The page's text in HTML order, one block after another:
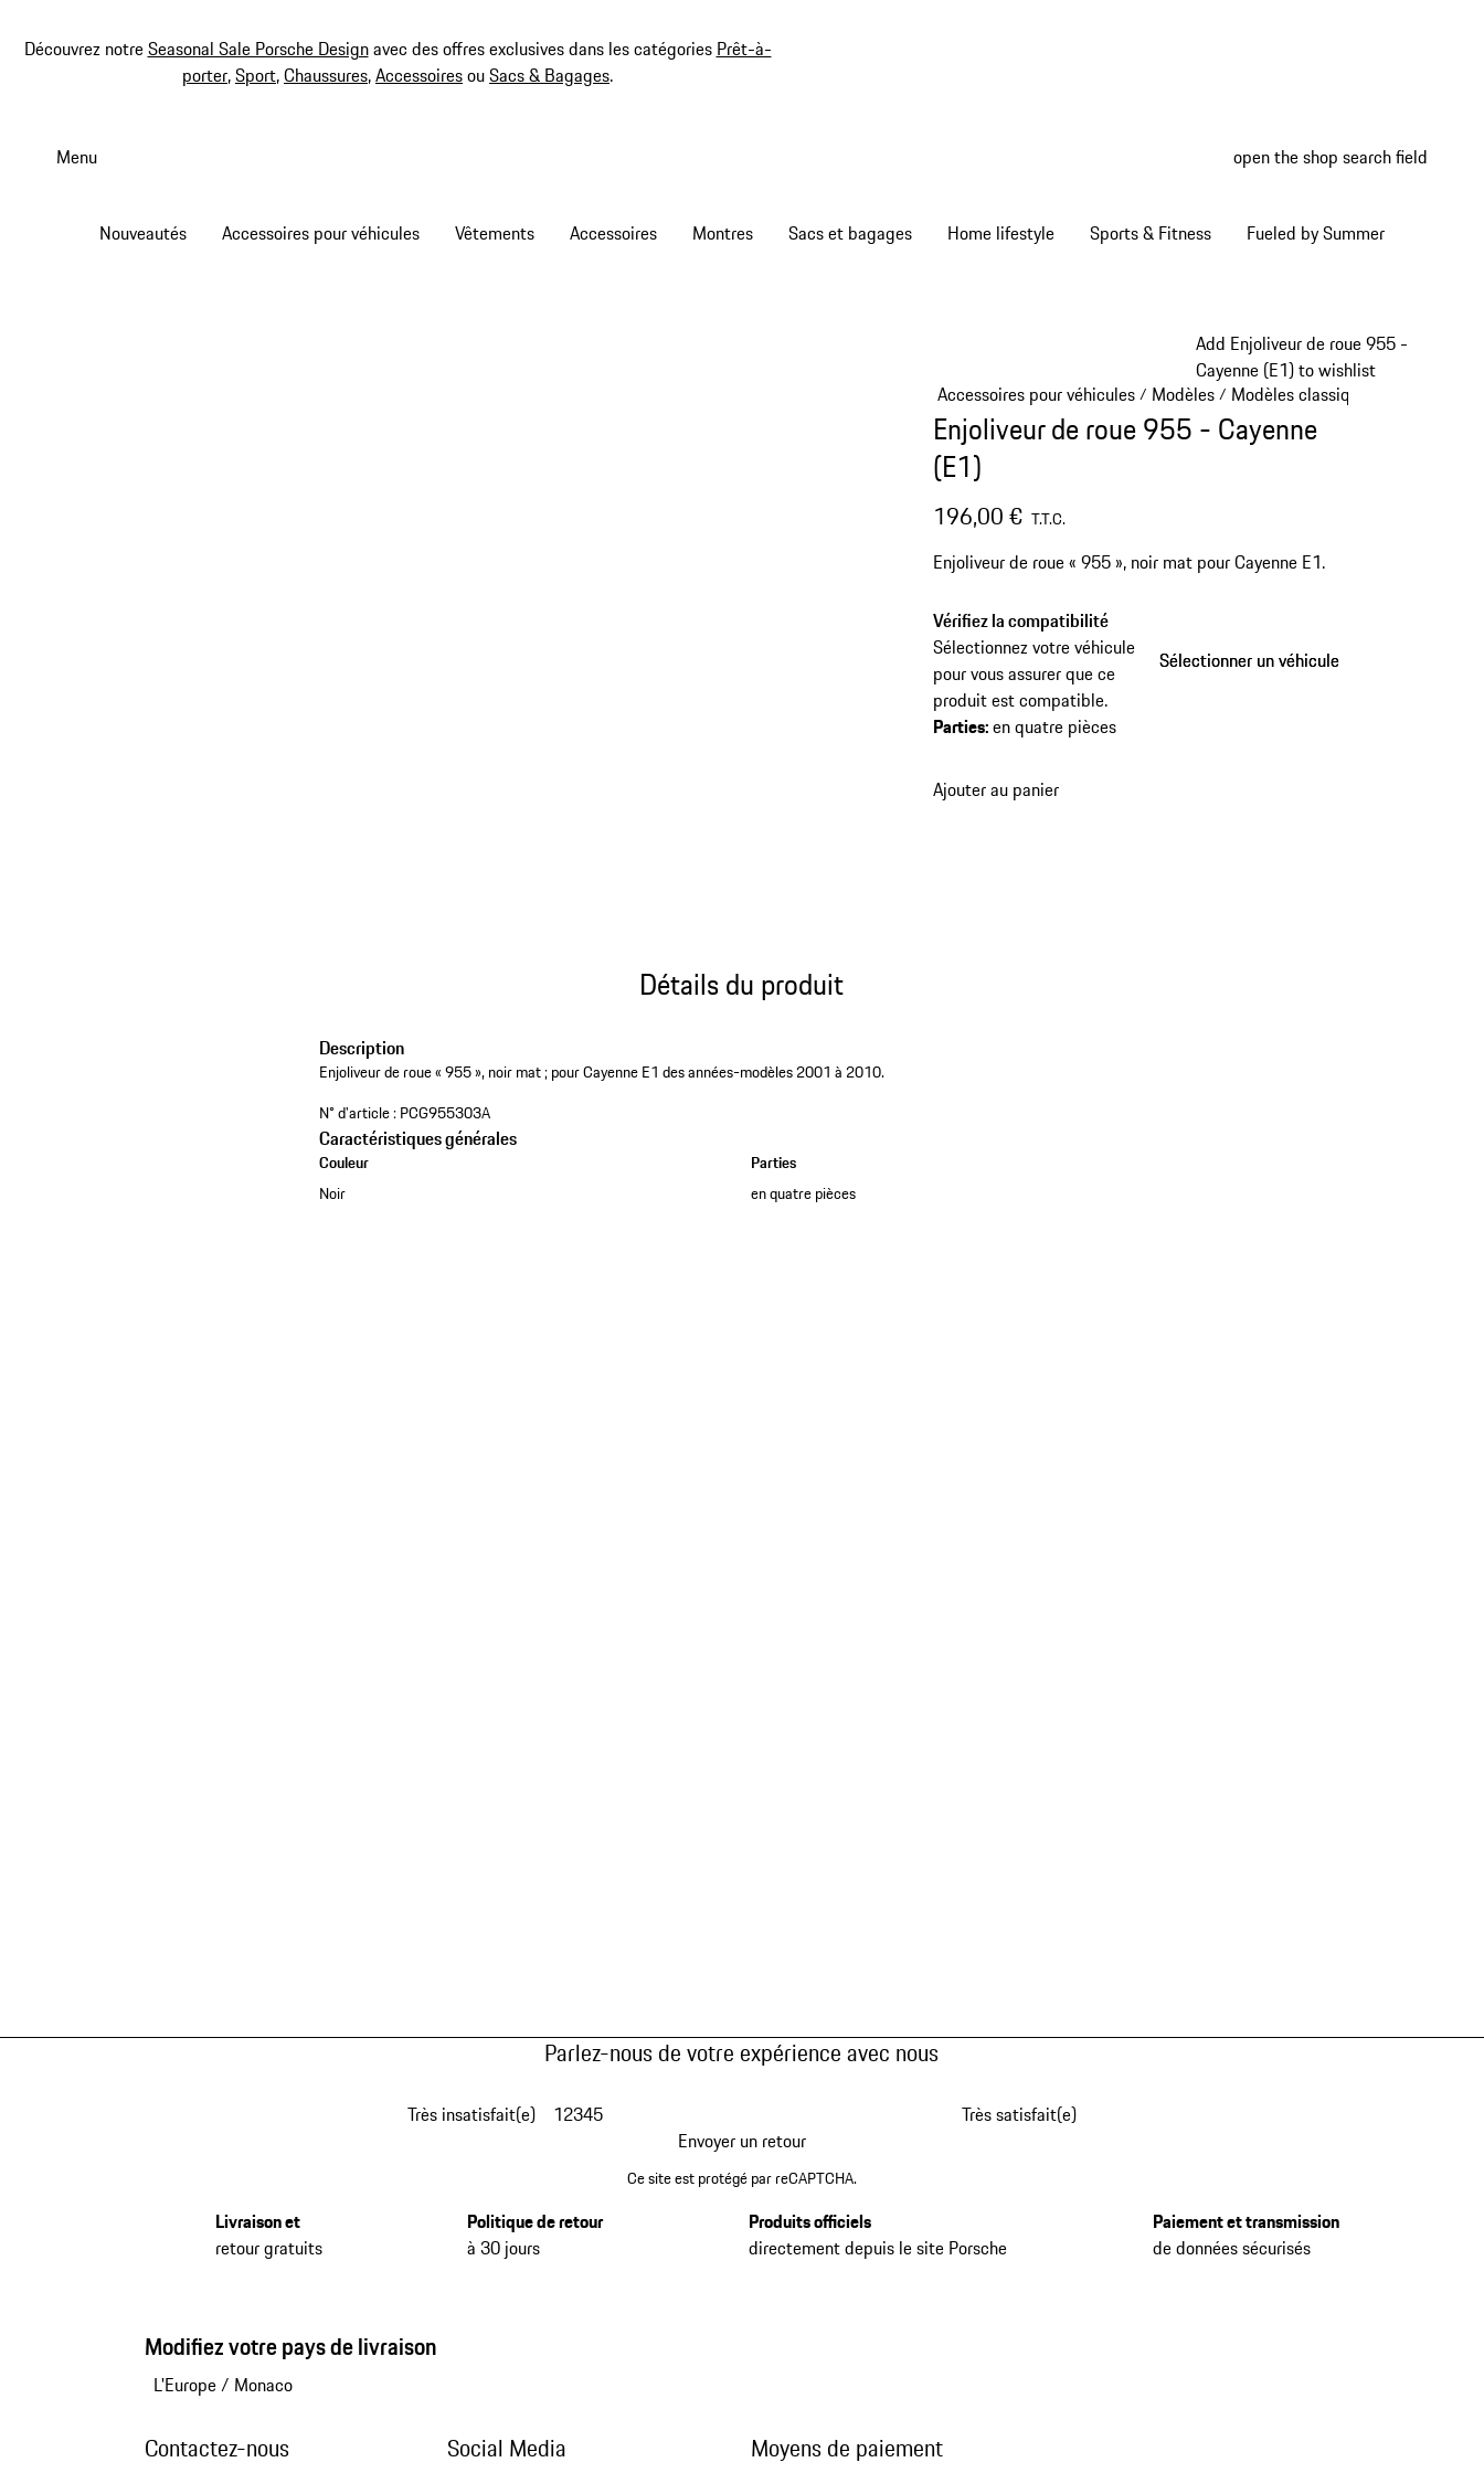
Découvrez notreSeasonal Sale Porsche Designavec des offres exclusives dans les catégories Prêt-à-
porter,Sport,Chaussures,AccessoiresouSacs & Bagages.
Menu open the shop search field
Nouveautés Accessoires pour véhicules Vêtements Accessoires Montres Sacs et bagages Home lifestyle Sports & Fitness Fueled by Summer
Add Enjoliveur de roue 955 -
Cayenne (E1) to wishlist
Accessoires pour véhicules/ Modèles/ Modèles classiques
Enjoliveur de roue 955 - Cayenne
(E1)
196,00 € T.T.C.
Enjoliveur de roue « 955 », noir mat pour Cayenne E1.
Vérifiez la compatibilité
Sélectionnez votre véhicule
pour vous assurer que ce
produit est compatible.
Sélectionner un véhicule
Sélectionner un véhicule
Parties:en quatre pièces
Ajouter au panier
Détails du produit
Description
Enjoliveur de roue « 955 », noir mat ; pour Cayenne E1 des années-modèles 2001 à 2010.
N° d'article :PCG955303A
Caractéristiques générales
Couleur
Noir
Parties
en quatre pièces
Parlez-nous de votre expérience avec nous
Très insatisfait(e) 12345
Très satisfait(e)
Envoyer un retour
Ce site est protégé par reCAPTCHA.
Livraison et
retour gratuits
Politique de retour
à 30 jours
Produits officiels
directement depuis le site Porsche
Paiement et transmission
de données sécurisés
Modifiez votre pays de livraison
L'Europe/ Monaco
Contactez-nous Social Media Moyens de paiement